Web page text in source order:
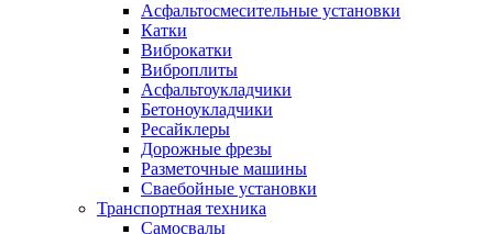
Асфальтосмесительные установки
Катки
Виброкатки
Виброплиты
Асфальтоукладчики
Бетоноукладчики
Ресайклеры
Дорожные фрезы
Разметочные машины
Сваебойные установки
Транспортная техника
Самосвалы